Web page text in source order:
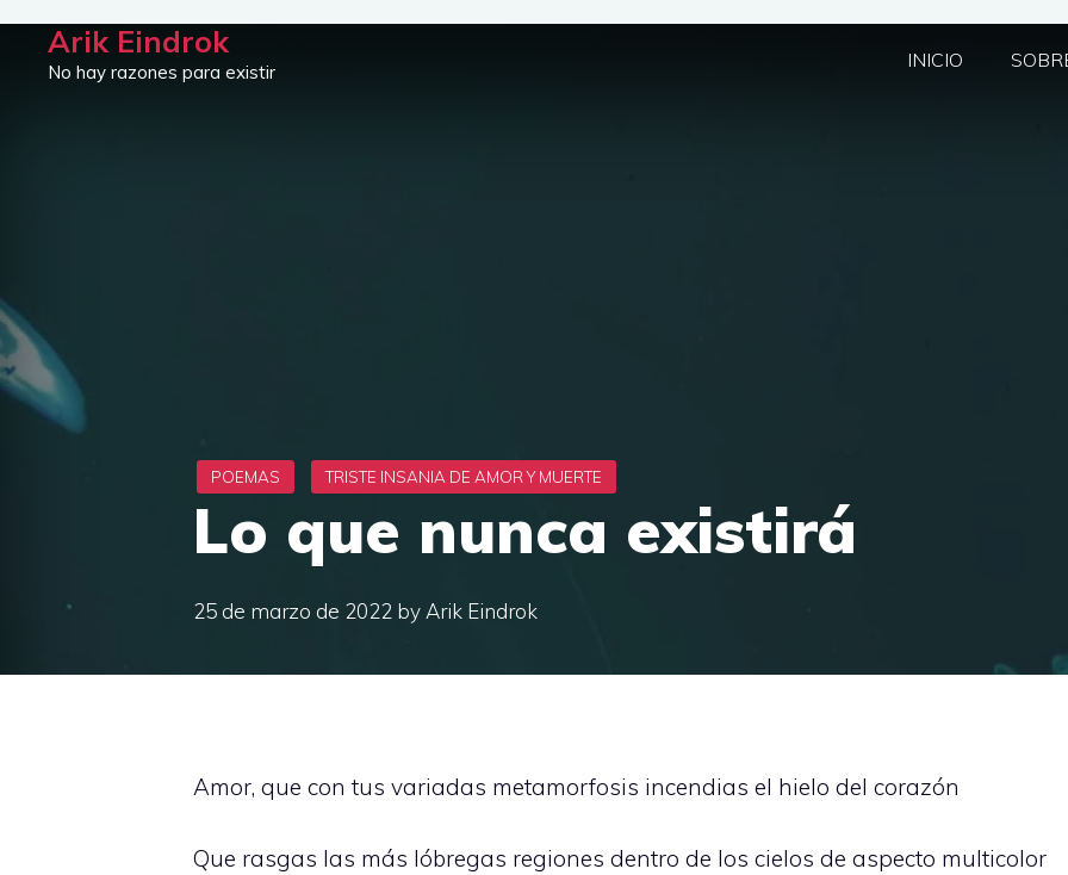
Saltar
Arik Eindrok
No hay razones para existir
INICIO
Lo que nunca existirá
25 de marzo de 2022 by Arik Eindrok
Amor, que con tus variadas metamorfosis incendias el hielo del corazón
Que rasgas las más lóbregas regiones dentro de los cielos de aspecto multicolor